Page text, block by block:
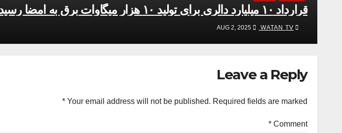
قرارداد ۱۰ میلیارد دالری برای تولید ۱۰ هزار میگاوات برق به امضا رسید
WATAN TV
Leave a Reply
Your email address will not be published. Required fields are marked
*
Comment
*